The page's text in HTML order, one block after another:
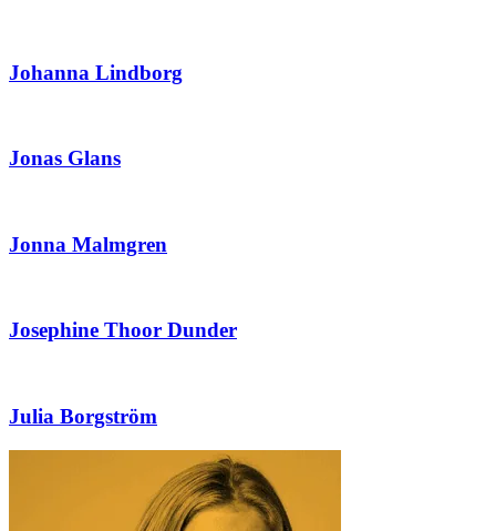
Johanna Lindborg
Jonas Glans
Jonna Malmgren
Josephine Thoor Dunder
Julia Borgström